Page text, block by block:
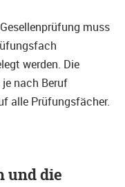
muss
werden. Die
nach Beruf
alle Prüfungsfächer.
und die